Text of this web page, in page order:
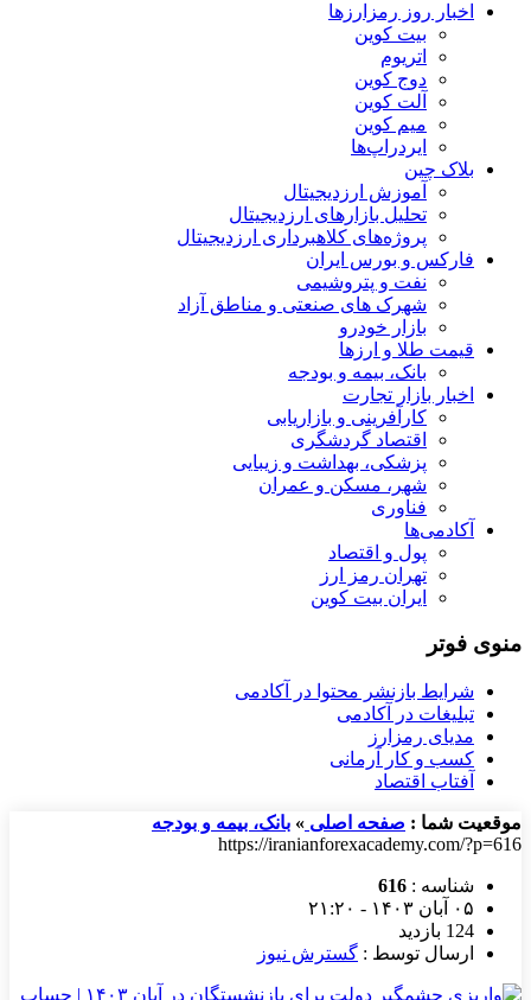
اخبار روز رمزارزها
بیت کوین
اتریوم
دوج کوین
آلت کوین
میم کوین‌
ایردراپ‌ها
بلاک چین
آموزش ارزدیجیتال
تحلیل بازارهای ارزدیجیتال
پروژه‌های کلاهبرداری ارزدیجیتال
فارکس و بورس ایران
نفت و پتروشیمی
شهرک های صنعتی و مناطق آزاد
بازار خودرو
قیمت طلا و ارزها
بانک، بیمه و بودجه
اخبار بازار تجارت
کارآفرینی و بازاریابی
اقتصاد گردشگری
پزشکی، بهداشت و زیبایی
شهر، مسکن و عمران
فناوری
آکادمی‌ها
پول و اقتصاد
تهران رمز ارز
ایران بیت کوین
منوی فوتر
شرایط بازنشر محتوا در آکادمی
تبلیغات در آکادمی
مدیای رمزارز
کسب و کار آرمانی
آفتاب اقتصاد
موقعیت شما : صفحه اصلی » بانک، بیمه و بودجه
https://iranianforexacademy.com/?p=616
شناسه : 616
۰۵ آبان ۱۴۰۳ - ۲۱:۲۰
124 بازدید
ارسال توسط : گسترش نیوز